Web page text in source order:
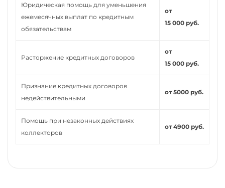
Юридическая помощь для уменьшения
ежемесячных выплат по кредитным
обязательствам
от
15 000 руб.
Расторжение кредитных договоров
от
15 000 руб.
Признание кредитных договоров
недействительными
от 5000 руб.
Помощь при незаконных действиях
коллекторов
от 4900 руб.